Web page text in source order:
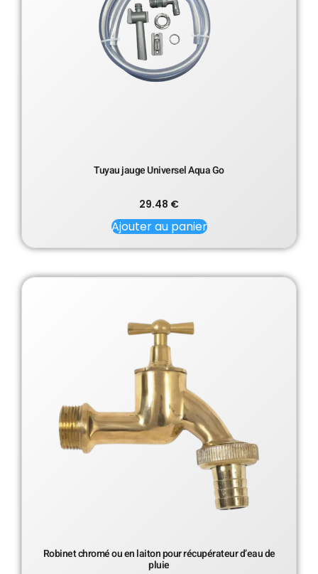
Tuyau jauge Universel Aqua Go
29.48 €
Ajouter au panier
Robinet chromé ou en laiton pour récupérateur d’eau de
pluie